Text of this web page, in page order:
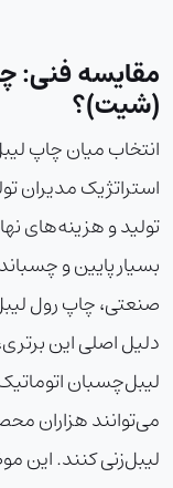
مقایسه فنی:
(شیت)؟
انتخاب میان چاپ
استراتژیک مدیران
تولید و هزینه‌های
بسیار پایین و
صنعتی،چاپ رول
دلیل اصلی این
لیبل‌چسبان
می‌توانند هزاران
لیبل‌زنی کنند. این